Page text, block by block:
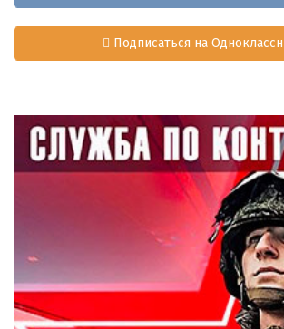
Подписаться на